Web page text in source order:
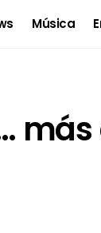
Música